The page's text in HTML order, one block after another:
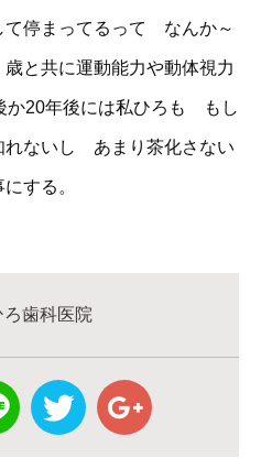
て停まってるって なんか～
共に運動能力や動体視力
か20年後には私ひろも もし
れないし あまり茶化さない
する。
ろ歯科医院